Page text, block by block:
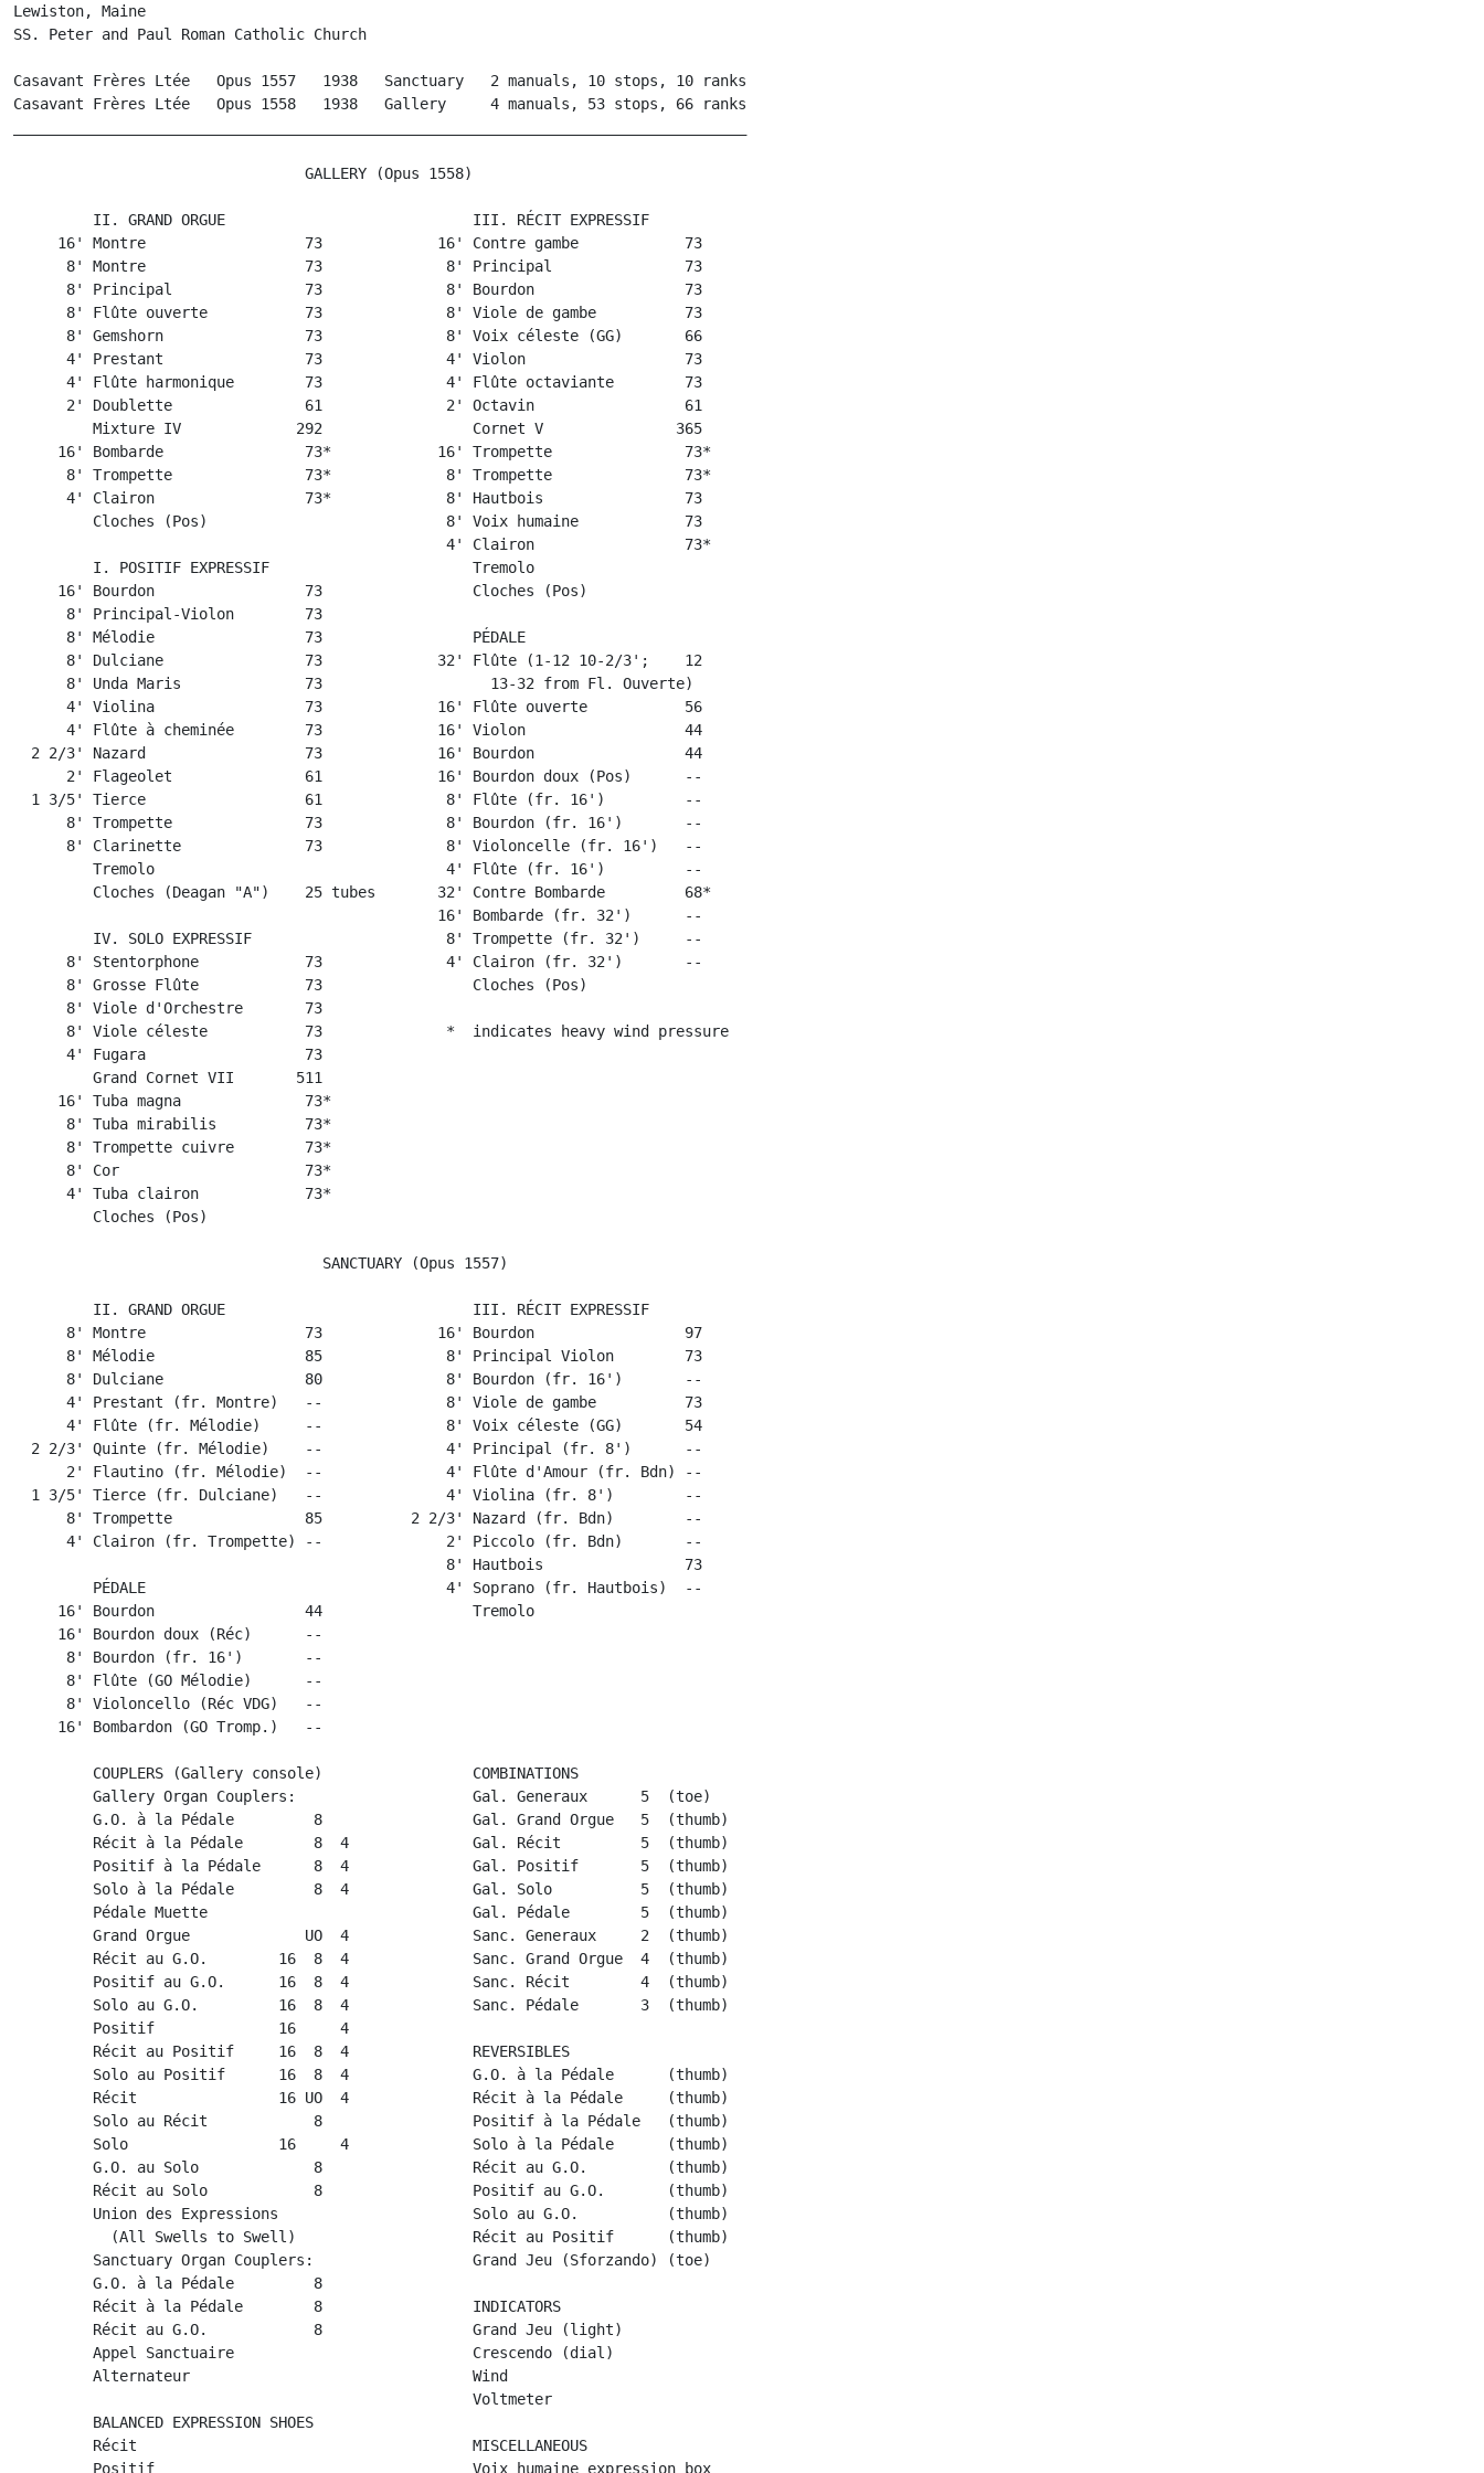
Lewiston, Maine
SS. Peter and Paul Roman Catholic Church
Casavant Frères Ltée   Opus 1557   1938   Sanctuary   2 manuals, 10 stops, 10 ranks
Casavant Frères Ltée   Opus 1558   1938   Gallery     4 manuals, 53 stops, 66 ranks
                                 GALLERY (Opus 1558)
         II. GRAND ORGUE                            III. RÉCIT EXPRESSIF
     16' Montre                  73             16' Contre gambe            73
      8' Montre                  73              8' Principal               73
      8' Principal               73              8' Bourdon                 73
      8' Flûte ouverte           73              8' Viole de gambe          73
      8' Gemshorn                73              8' Voix céleste (GG)       66
      4' Prestant                73              4' Violon                  73
      4' Flûte harmonique        73              4' Flûte octaviante        73
      2' Doublette               61              2' Octavin                 61
         Mixture IV             292                 Cornet V               365
     16' Bombarde                73*            16' Trompette               73*
      8' Trompette               73*             8' Trompette               73*
      4' Clairon                 73*             8' Hautbois                73
         Cloches (Pos)                           8' Voix humaine            73
                                                 4' Clairon                 73*
         I. POSITIF EXPRESSIF                       Tremolo
     16' Bourdon                 73                 Cloches (Pos)
      8' Principal-Violon        73
      8' Mélodie                 73                 PÉDALE
      8' Dulciane                73             32' Flûte (1-12 10-2/3';    12
      8' Unda Maris              73                   13-32 from Fl. Ouverte)
      4' Violina                 73             16' Flûte ouverte           56
      4' Flûte à cheminée        73             16' Violon                  44
  2 2/3' Nazard                  73             16' Bourdon                 44
      2' Flageolet               61             16' Bourdon doux (Pos)      --
  1 3/5' Tierce                  61              8' Flûte (fr. 16')         --
      8' Trompette               73              8' Bourdon (fr. 16')       --
      8' Clarinette              73              8' Violoncelle (fr. 16')   --
         Tremolo                                 4' Flûte (fr. 16')         --
         Cloches (Deagan "A")    25 tubes       32' Contre Bombarde         68*
                                                16' Bombarde (fr. 32')      --
         IV. SOLO EXPRESSIF                      8' Trompette (fr. 32')     --
      8' Stentorphone            73              4' Clairon (fr. 32')       --
      8' Grosse Flûte            73                 Cloches (Pos)
      8' Viole d'Orchestre       73
      8' Viole céleste           73              *  indicates heavy wind pressure
      4' Fugara                  73
         Grand Cornet VII       511
     16' Tuba magna              73*
      8' Tuba mirabilis          73*
      8' Trompette cuivre        73*
      8' Cor                     73*
      4' Tuba clairon            73*
         Cloches (Pos)
                                   SANCTUARY (Opus 1557)
         II. GRAND ORGUE                            III. RÉCIT EXPRESSIF
      8' Montre                  73             16' Bourdon                 97
      8' Mélodie                 85              8' Principal Violon        73
      8' Dulciane                80              8' Bourdon (fr. 16')       --
      4' Prestant (fr. Montre)   --              8' Viole de gambe          73
      4' Flûte (fr. Mélodie)     --              8' Voix céleste (GG)       54
  2 2/3' Quinte (fr. Mélodie)    --              4' Principal (fr. 8')      --
      2' Flautino (fr. Mélodie)  --              4' Flûte d'Amour (fr. Bdn) --
  1 3/5' Tierce (fr. Dulciane)   --              4' Violina (fr. 8')        --
      8' Trompette               85          2 2/3' Nazard (fr. Bdn)        --
      4' Clairon (fr. Trompette) --              2' Piccolo (fr. Bdn)       --
                                                 8' Hautbois                73
         PÉDALE                                  4' Soprano (fr. Hautbois)  --
     16' Bourdon                 44                 Tremolo
     16' Bourdon doux (Réc)      --
      8' Bourdon (fr. 16')       --
      8' Flûte (GO Mélodie)      --
      8' Violoncello (Réc VDG)   --
     16' Bombardon (GO Tromp.)   --
         COUPLERS (Gallery console)                 COMBINATIONS
         Gallery Organ Couplers:                    Gal. Generaux      5  (toe)
         G.O. à la Pédale         8                 Gal. Grand Orgue   5  (thumb)
         Récit à la Pédale        8  4              Gal. Récit         5  (thumb)
         Positif à la Pédale      8  4              Gal. Positif       5  (thumb)
         Solo à la Pédale         8  4              Gal. Solo          5  (thumb)
         Pédale Muette                              Gal. Pédale        5  (thumb)
         Grand Orgue             UO  4              Sanc. Generaux     2  (thumb)
         Récit au G.O.        16  8  4              Sanc. Grand Orgue  4  (thumb)
         Positif au G.O.      16  8  4              Sanc. Récit        4  (thumb)
         Solo au G.O.         16  8  4              Sanc. Pédale       3  (thumb)
         Positif              16     4
         Récit au Positif     16  8  4              REVERSIBLES
         Solo au Positif      16  8  4              G.O. à la Pédale      (thumb)
         Récit                16 UO  4              Récit à la Pédale     (thumb)
         Solo au Récit            8                 Positif à la Pédale   (thumb)
         Solo                 16     4              Solo à la Pédale      (thumb)
         G.O. au Solo             8                 Récit au G.O.         (thumb)
         Récit au Solo            8                 Positif au G.O.       (thumb)
         Union des Expressions                      Solo au G.O.          (thumb)
           (All Swells to Swell)                    Récit au Positif      (thumb)
         Sanctuary Organ Couplers:                  Grand Jeu (Sforzando) (toe)
         G.O. à la Pédale         8
         Récit à la Pédale        8                 INDICATORS
         Récit au G.O.            8                 Grand Jeu (light)
         Appel Sanctuaire                           Crescendo (dial)
         Alternateur                                Wind
                                                    Voltmeter
         BALANCED EXPRESSION SHOES
         Récit                                      MISCELLANEOUS
         Positif                                    Voix humaine expression box